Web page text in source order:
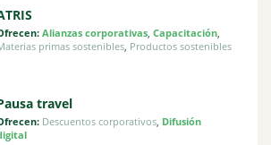
Alianzas corporativas, Capacitación,
primas sostenibles, Productos sostenibles
travel
Descuentos corporativos, Difusión